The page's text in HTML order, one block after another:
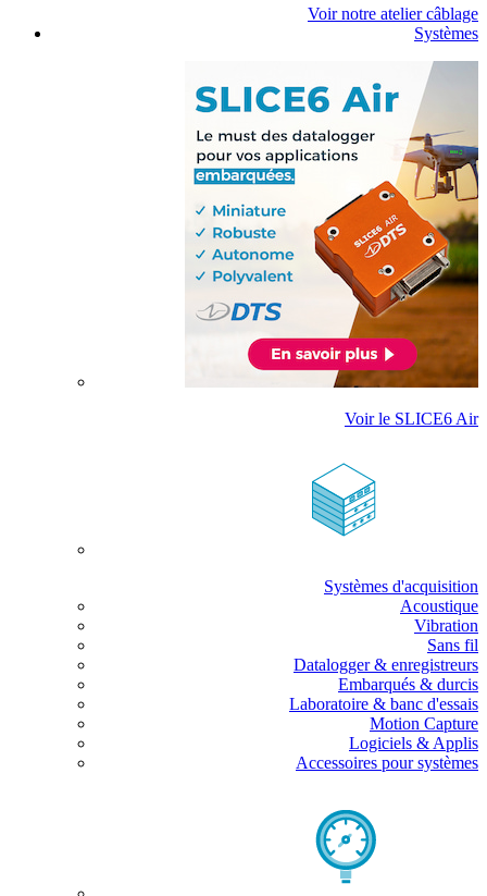
Voir notre atelier câblage
Systèmes
Voir le SLICE6 Air
Systèmes d'acquisition
Acoustique
Vibration
Sans fil
Datalogger & enregistreurs
Embarqués & durcis
Laboratoire & banc d'essais
Motion Capture
Logiciels & Applis
Accessoires pour systèmes